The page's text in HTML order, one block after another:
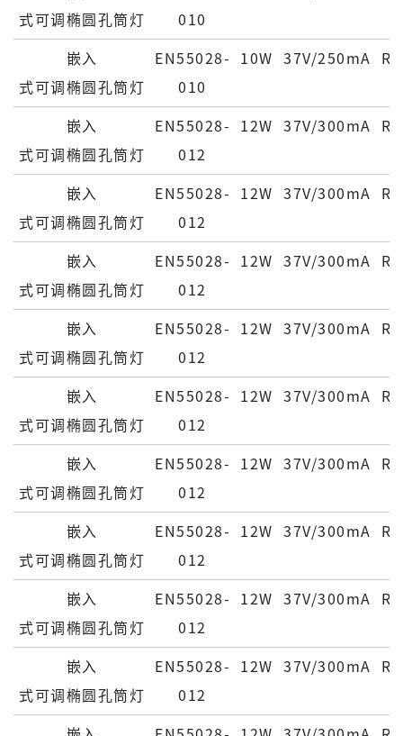
式可调椭圆孔筒灯
010
嵌⼊
式可调椭圆孔筒灯
EN55028-
010
10W 37V/250mA
嵌⼊
式可调椭圆孔筒灯
EN55028-
012
12W 37V/300mA
嵌⼊
式可调椭圆孔筒灯
EN55028-
012
12W 37V/300mA
嵌⼊
式可调椭圆孔筒灯
EN55028-
012
12W 37V/300mA
嵌⼊
式可调椭圆孔筒灯
EN55028-
012
12W 37V/300mA
嵌⼊
式可调椭圆孔筒灯
EN55028-
012
12W 37V/300mA
嵌⼊
式可调椭圆孔筒灯
EN55028-
012
12W 37V/300mA
嵌⼊
式可调椭圆孔筒灯
EN55028-
012
12W 37V/300mA
嵌⼊
式可调椭圆孔筒灯
EN55028-
012
12W 37V/300mA
嵌⼊
式可调椭圆孔筒灯
EN55028-
012
12W 37V/300mA